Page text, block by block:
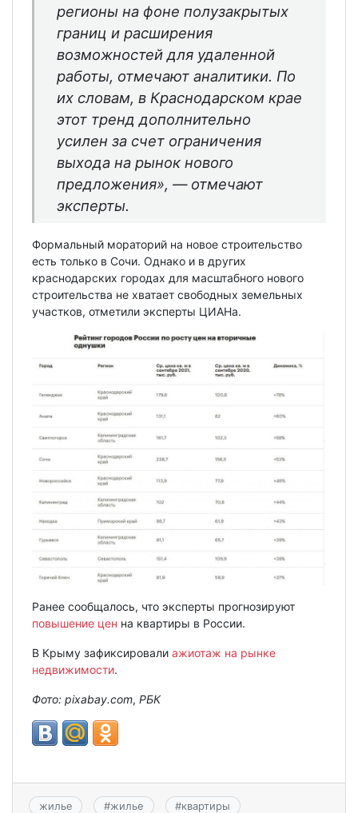
регионы на фоне полузакрытых
границ и расширения
возможностей для удаленной
работы, отмечают аналитики. По
их словам, в Краснодарском крае
этот тренд дополнительно
усилен за счет ограничения
выхода на рынок нового
предложения», — отмечают
эксперты.
Формальный мораторий на новое строительство
есть только в Сочи. Однако и в других
краснодарских городах для масштабного нового
строительства не хватает свободных земельных
участков, отметили эксперты ЦИАНа.
Ранее сообщалось, что эксперты прогнозируют
повышение цен на квартиры в России.
В Крыму зафиксировали ажиотаж на рынке
недвижимости.
Фото: pixabay.com, РБК
жилье #жилье #квартиры